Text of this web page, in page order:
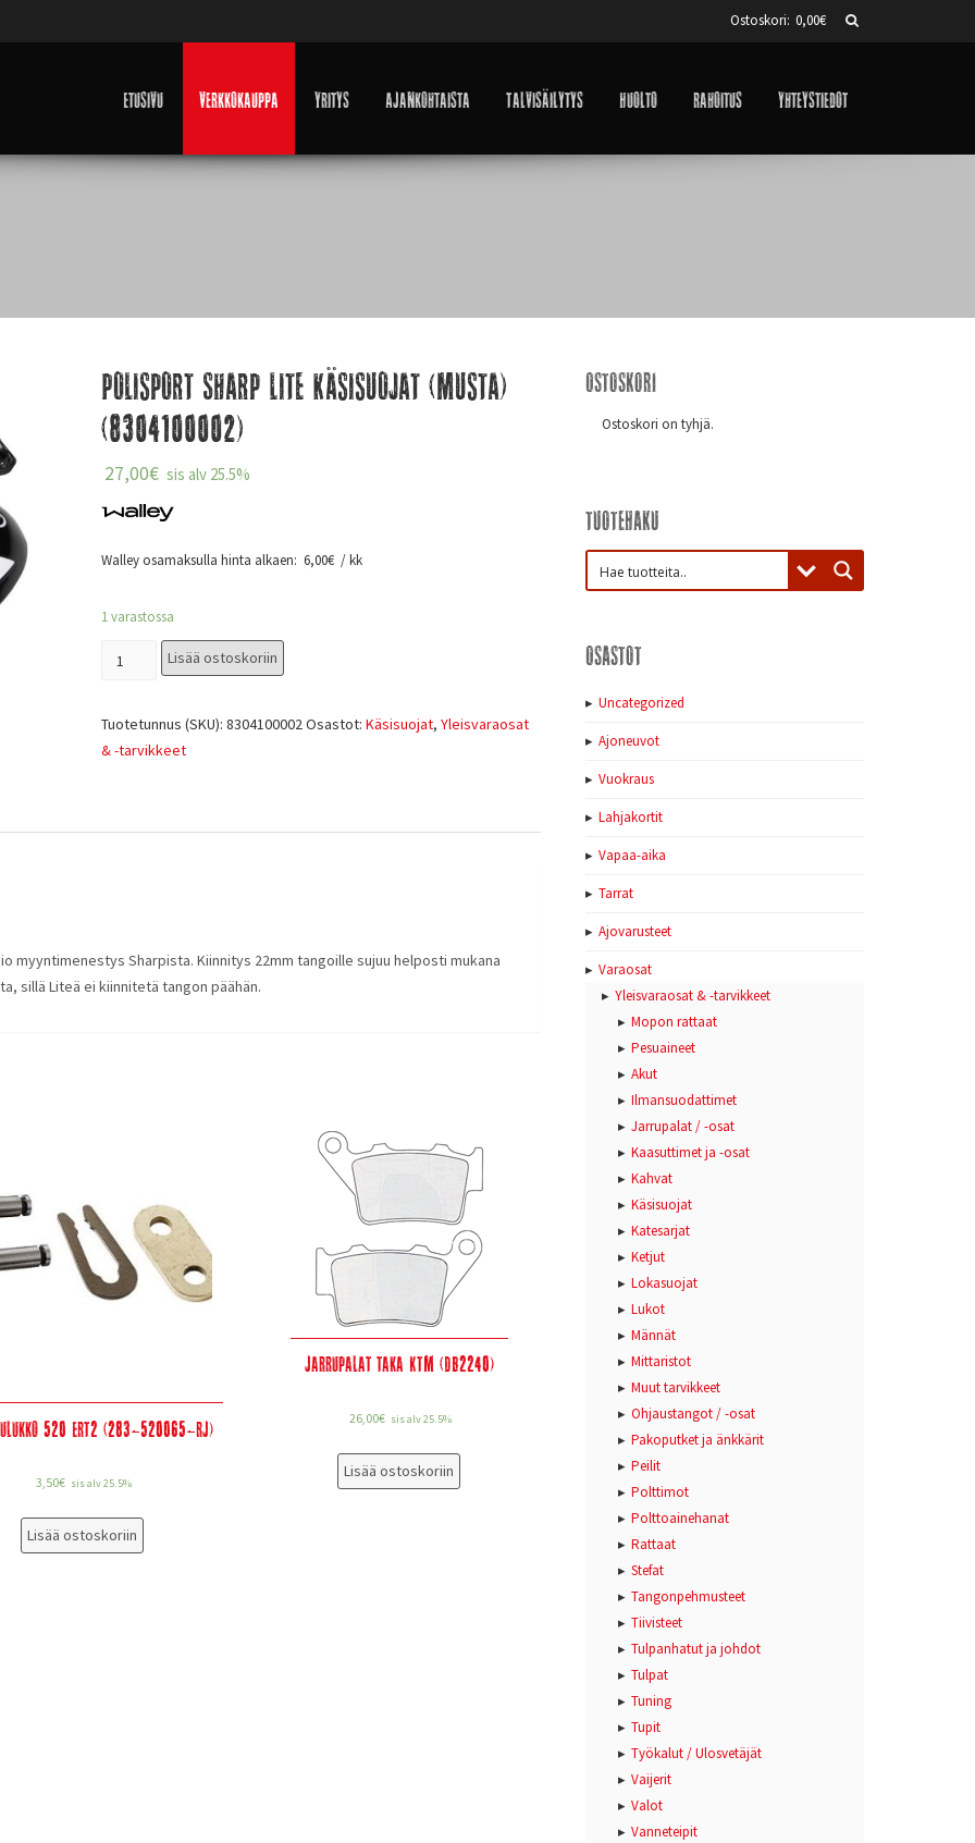
Ostoskori: 0,00€
Etusivu Verkkokauppa Yritys Ajankohtaista Talvisäilytys Huolto Rahoitus Yhteystiedot
Polisport Sharp Lite Käsisuojat (musta)
(8304100002)
27,00€ sis alv 25.5%
Walley osamaksulla hinta alkaen: 6,00€ / kk
1 varastossa
Lisää ostoskoriin
Tuotetunnus (SKU): 8304100002Osastot: Käsisuojat, Yleisvaraosat
& -tarvikkeet
myyntimenestys Sharpista. Kiinnitys 22mm tangoille sujuu helposti mukana
sillä Liteä ei kiinnitetä tangon päähän.
520 ERT2 (283-520065-RJ)
3,50€ sis alv 25.5%
Lisää ostoskoriin
Jarrupalat taka KTM (DB2240)
26,00€ sis alv 25.5%
Lisää ostoskoriin
Ostoskori
Ostoskori on tyhjä.
Tuotehaku
Osastot
Uncategorized
Ajoneuvot
Vuokraus
Lahjakortit
Vapaa-aika
Tarrat
Ajovarusteet
Varaosat
Yleisvaraosat & -tarvikkeet
Mopon rattaat
Pesuaineet
Akut
Ilmansuodattimet
Jarrupalat / -osat
Kaasuttimet ja -osat
Kahvat
Käsisuojat
Katesarjat
Ketjut
Lokasuojat
Lukot
Männät
Mittaristot
Muut tarvikkeet
Ohjaustangot / -osat
Pakoputket ja änkkärit
Peilit
Polttimot
Polttoainehanat
Rattaat
Stefat
Tangonpehmusteet
Tiivisteet
Tulpanhatut ja johdot
Tulpat
Tuning
Tupit
Työkalut / Ulosvetäjät
Vaijerit
Valot
Vanneteipit